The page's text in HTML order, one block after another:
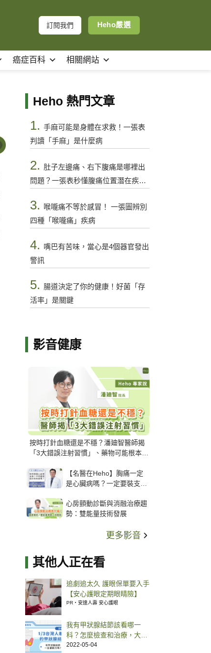
訂閱我們 Heho嚴選
癌症百科 相關網站
Heho 熱門文章
1. 手麻可能是身體在求救！一張表
判讀「手麻」是什麼病
2. 肚子左邊痛、右下腹痛是哪裡出
問題？一張表秒懂腹痛位置潛在疾病
3.
喉嚨痛不等於感冒！ 一張圖辨別
四種「喉嚨痛」疾病
4. 嘴巴有苦味，當心是4個器官發出
警訊
5. 腸道決定了你的健康！好菌「存
活率」是關鍵
影音健康
按時打針血糖還是不穩？潘廸智醫師揭
「3大錯誤注射習慣」、藥物可能根本沒
【名醫在Heho】胸痛一定
是心臟病嗎？一定要裝支
解析支架種類、風險與選擇
關鍵
心房顫動診斷與消融治療趨
勢：雙能量技術發展
更多影音
其他人正在看
追劇追太久 護眼保單要入手
【安心護眼定期眼睛險】
PR・安達人壽 安心護眼
我有甲狀腺結節該看哪一
科？怎麼檢查和治療，大家
常見問題醫師來詳解！
2022-05-04